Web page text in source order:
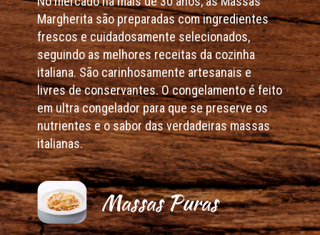
Margherita são preparadas com ingredientes
frescos e cuidadosamente selecionados,
seguindo as melhores receitas da cozinha
italiana. São carinhosamente artesanais e
livres de conservantes. O congelamento é feito
em ultra congelador para que se preserve os
nutrientes e o sabor das verdadeiras massas
italianas.
Massas Puras